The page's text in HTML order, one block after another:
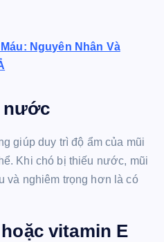
Nguyên Nhân Và
nước
giúp duy trì độ ẩm của mũi
Khi chó bị thiếu nước, mũi
và nghiêm trọng hơn là có
vitamin E